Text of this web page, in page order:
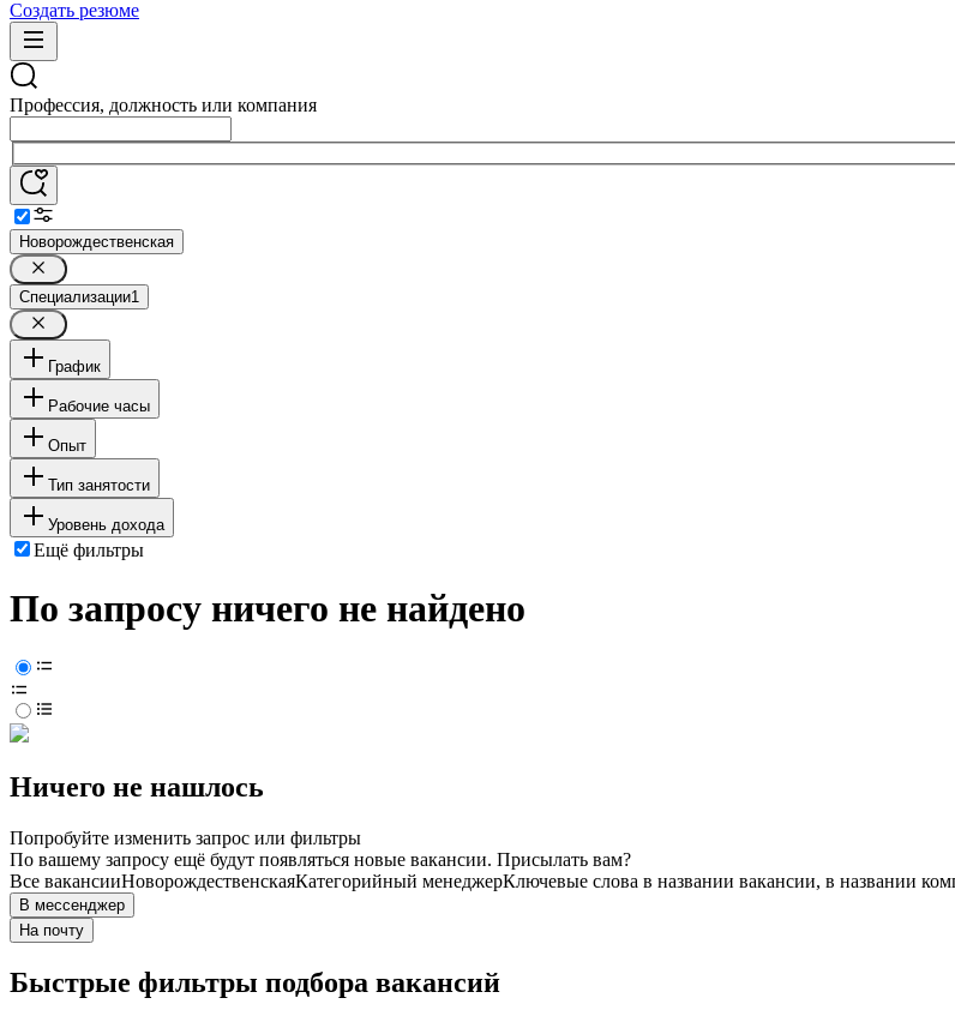
Создать резюме
Профессия, должность или компания
Новорождественская
Специализации1
График
Рабочие часы
Опыт
Тип занятости
Уровень дохода
Ещё фильтры
По запросу ничего не найдено
Ничего не нашлось
Попробуйте изменить запрос или фильтры
По вашему запросу ещё будут появляться новые вакансии. Присылать вам?
Все вакансииНоворождественскаяКатегорийный менеджерКлючевые слова в названии вакансии, в названии
В мессенджер
На почту
Быстрые фильтры подбора вакансий